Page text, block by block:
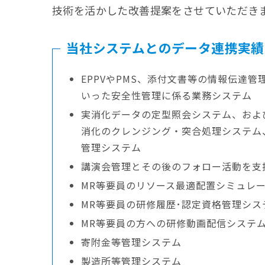
技術を活かした改善提案をさせていただき
当社システムとのデータ連携実績
EPPVやPMS、添付文書等の情報伝達管
いった安全性管理に係る業務システム
実消化データの定型照会システム、お
消化のクレンジング・突合処理システ
管理システム
講演会管理とその後のフォロー活動を
MR等要員のリソース最適配置シミュレ
MR等要員の研修履歴･認定資格管理シス
MR等要員の方への研修動画配信システ
寄附金等管理システム
製造所等管理システム